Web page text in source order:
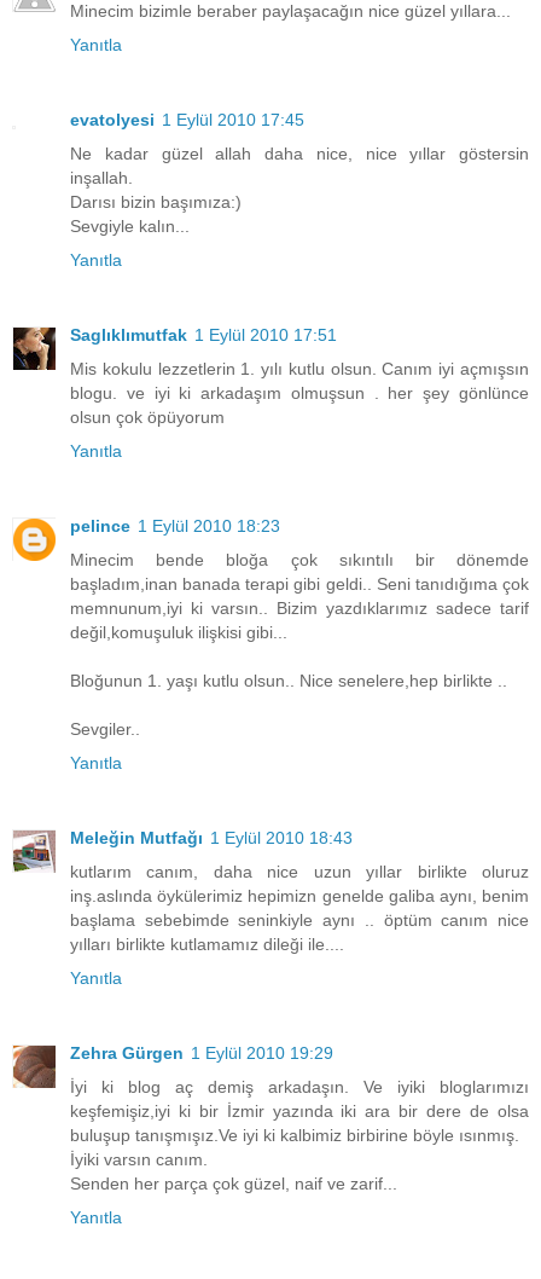
Minecim bizimle beraber paylaşacağın nice güzel yıllara...
Yanıtla
evatolyesi 1 Eylül 2010 17:45
Ne kadar güzel allah daha nice, nice yıllar göstersin
inşallah.
Darısı bizin başımıza:)
Sevgiyle kalın...
Yanıtla
Saglıklımutfak 1 Eylül 2010 17:51
Mis kokulu lezzetlerin 1. yılı kutlu olsun. Canım iyi açmışsın
blogu. ve iyi ki arkadaşım olmuşsun . her şey gönlünce
olsun çok öpüyorum
Yanıtla
pelince 1 Eylül 2010 18:23
Minecim bende bloğa çok sıkıntılı bir dönemde
başladım,inan banada terapi gibi geldi.. Seni tanıdığıma çok
memnunum,iyi ki varsın.. Bizim yazdıklarımız sadece tarif
değil,komuşuluk ilişkisi gibi...
Bloğunun 1. yaşı kutlu olsun.. Nice senelere,hep birlikte ..
Sevgiler..
Yanıtla
Meleğin Mutfağı 1 Eylül 2010 18:43
kutlarım canım, daha nice uzun yıllar birlikte oluruz
inş.aslında öykülerimiz hepimizn genelde galiba aynı, benim
başlama sebebimde seninkiyle aynı .. öptüm canım nice
yılları birlikte kutlamamız dileği ile....
Yanıtla
Zehra Gürgen 1 Eylül 2010 19:29
İyi ki blog aç demiş arkadaşın. Ve iyiki bloglarımızı
keşfemişiz,iyi ki bir İzmir yazında iki ara bir dere de olsa
buluşup tanışmışız.Ve iyi ki kalbimiz birbirine böyle ısınmış.
İyiki varsın canım.
Senden her parça çok güzel, naif ve zarif...
Yanıtla